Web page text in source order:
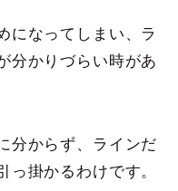
になってしまい、ラ
分かりづらい時があ
分からず、ラインだ
っ掛かるわけです。